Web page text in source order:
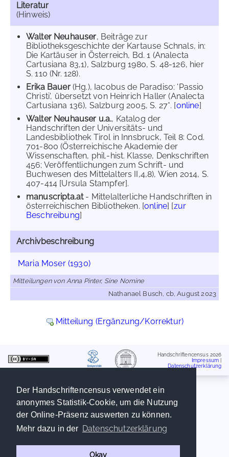
Der Handschriftencensus verwendet ein
anonymes Statistik-Cookie, um die Nutzung
der Online-Präsenz auswerten zu können.
Mehr dazu in der Datenschutzerklärung
Okay
Literatur
(Hinweis)
Walter Neuhauser, Beiträge zur
Bibliotheksgeschichte der Kartause Schnals, in:
Die Kartäuser in Österreich, Bd. 1 (Analecta
Cartusiana 83,1), Salzburg 1980, S. 48-126, hier
S. 110 (Nr. 128).
Erika Bauer (Hg.), Iacobus de Paradiso: 'Passio
Christi', übersetzt von Heinrich Haller (Analecta
Cartusiana 136), Salzburg 2005, S. 27*. [online]
Walter Neuhauser u.a., Katalog der
Handschriften der Universitäts- und
Landesbibliothek Tirol in Innsbruck, Teil 8: Cod.
701-800 (Österreichische Akademie der
Wissenschaften, phil.-hist. Klasse, Denkschriften
456; Veröffentlichungen zum Schrift- und
Buchwesen des Mittelalters II,4,8), Wien 2014, S.
407-414 [Ursula Stampfer].
manuscripta.at- Mittelalterliche Handschriften in
österreichischen Bibliotheken. [online] [zur
Beschreibung]
Archivbeschreibung
Maria Moser (1930)
Mitteilungen von Anna Pinter, Sine Nomine
Nathanael Busch, cb, August 2023
Mitteilung (Ergänzung/Korrektur)
Handschriftencensus 2026
Impressum
Datenschutzerklärung